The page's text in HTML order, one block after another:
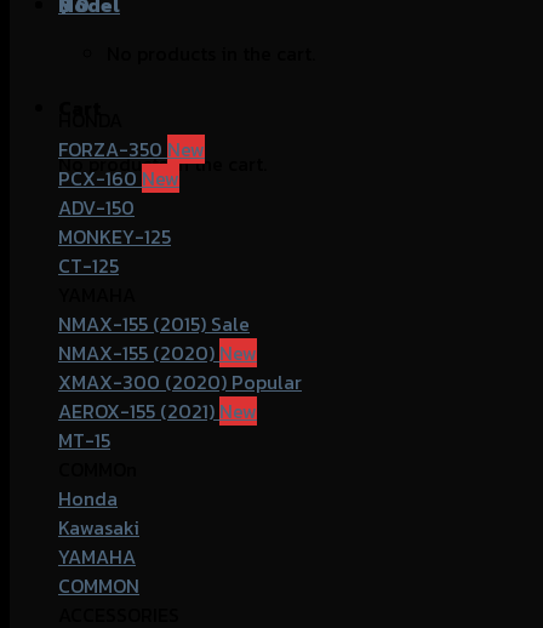
No products in the cart.
FORZA-350
PCX-160
ADV-150
MONKEY-125
CT-125
NMAX-155 (2015)
NMAX-155 (2020)
XMAX-300 (2020)
AEROX-155 (2021)
MT-15
Honda
Kawasaki
YAMAHA
COMMON